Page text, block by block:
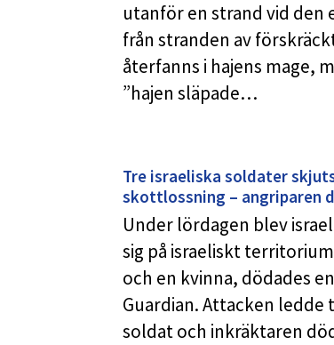
utanför en strand vid den
från stranden av
återfanns i hajens mage,
”hajen släpade…
Tre israeliska soldater
skottlossning – angriparen
Under lördagen blev
sig på israeliskt
och en kvinna, dödades
Guardian. Attacken ledde
soldat och inkräktaren